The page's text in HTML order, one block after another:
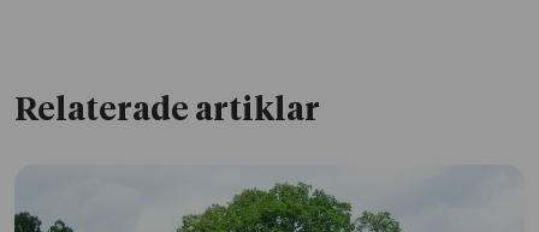
Relaterade artiklar